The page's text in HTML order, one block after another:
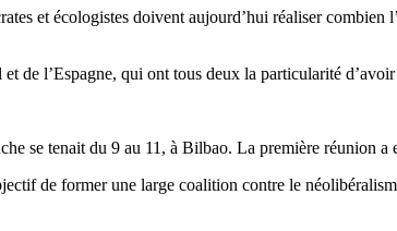
et écologistes doivent aujourd’hui réaliser
de l’Espagne, qui ont tous deux la particularité
se tenait du 9 au 11, à Bilbao. La première réunion a
de former une large coalition contre le